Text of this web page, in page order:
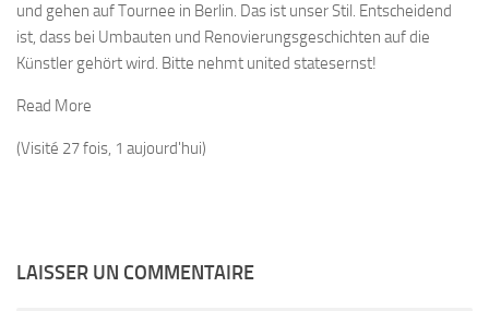
und gehen auf Tournee in Berlin. Das ist unser Stil. Entscheidend
ist, dass bei Umbauten und Renovierungsgeschichten auf die
Künstler gehört wird. Bitte nehmt united statesernst!
Read More
(Visité 27 fois, 1 aujourd'hui)
LAISSER UN COMMENTAIRE